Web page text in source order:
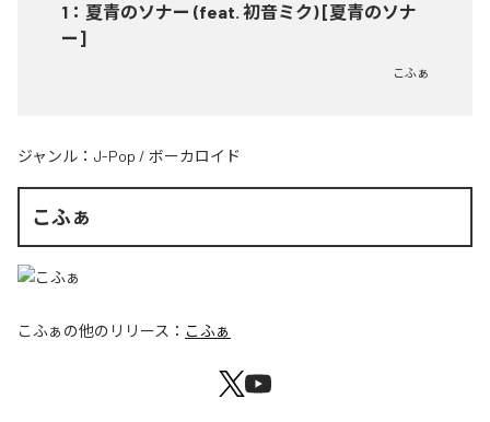
1 ： 夏青のソナー (feat. 初音ミク) [夏青のソナ
ー]
こふぁ
ジャンル： J-Pop / ボーカロイド
こふぁ
こふぁ の他のリリース： こふぁ